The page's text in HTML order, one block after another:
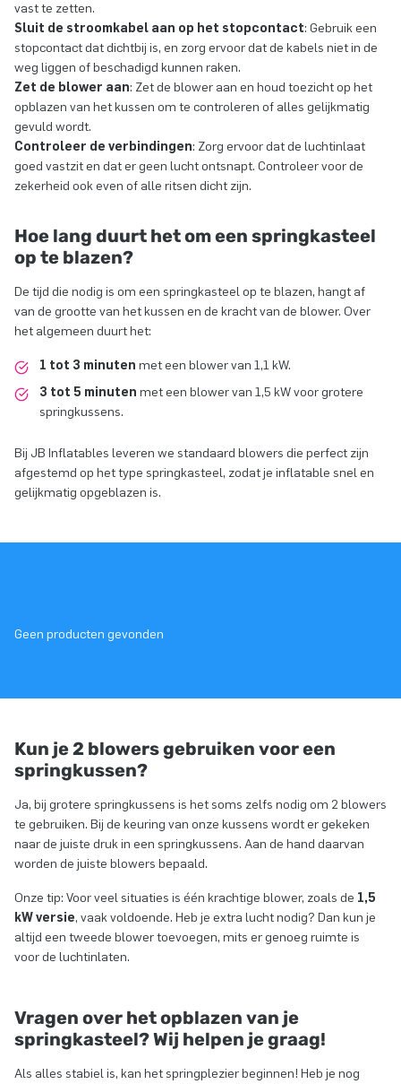
vast te zetten.
Sluit de stroomkabel aan op het stopcontact: Gebruik een
stopcontact dat dichtbij is, en zorg ervoor dat de kabels niet in de
weg liggen of beschadigd kunnen raken.
Zet de blower aan: Zet de blower aan en houd toezicht op het
opblazen van het kussen om te controleren of alles gelijkmatig
gevuld wordt.
Controleer de verbindingen: Zorg ervoor dat de luchtinlaat
goed vastzit en dat er geen lucht ontsnapt. Controleer voor de
zekerheid ook even of alle ritsen dicht zijn.
Hoe lang duurt het om een springkasteel
op te blazen?
De tijd die nodig is om een springkasteel op te blazen, hangt af
van de grootte van het kussen en de kracht van de blower. Over
het algemeen duurt het:
1 tot 3 minuten met een blower van 1,1 kW.
3 tot 5 minuten met een blower van 1,5 kW voor grotere
springkussens.
Bij JB Inflatables leveren we standaard blowers die perfect zijn
afgestemd op het type springkasteel, zodat je inflatable snel en
gelijkmatig opgeblazen is.
Geen producten gevonden
Kun je 2 blowers gebruiken voor een
springkussen?
Ja, bij grotere springkussens is het soms zelfs nodig om 2 blowers
te gebruiken. Bij de keuring van onze kussens wordt er gekeken
naar de juiste druk in een springkussens. Aan de hand daarvan
worden de juiste blowers bepaald.
Onze tip: Voor veel situaties is één krachtige blower, zoals de 1,5
kW versie, vaak voldoende. Heb je extra lucht nodig? Dan kun je
altijd een tweede blower toevoegen, mits er genoeg ruimte is
voor de luchtinlaten.
Vragen over het opblazen van je
springkasteel? Wij helpen je graag!
Als alles stabiel is, kan het springplezier beginnen! Heb je nog